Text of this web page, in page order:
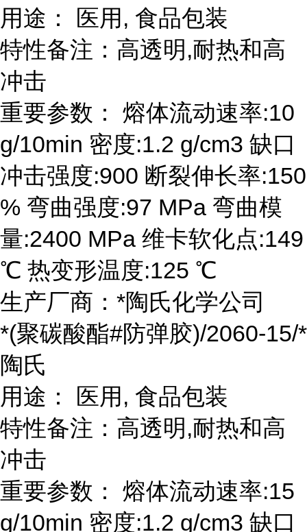
用途： 医用, 食品包装
特性备注：高透明,耐热和高
冲击
重要参数： 熔体流动速率:10
g/10min 密度:1.2 g/cm3 缺口
冲击强度:900 断裂伸长率:150
% 弯曲强度:97 MPa 弯曲模
量:2400 MPa 维卡软化点:149
℃ 热变形温度:125 ℃
生产厂商：*陶氏化学公司
*(聚碳酸酯#防弹胶)/2060-15/*
陶氏
用途： 医用, 食品包装
特性备注：高透明,耐热和高
冲击
重要参数： 熔体流动速率:15
g/10min 密度:1.2 g/cm3 缺口